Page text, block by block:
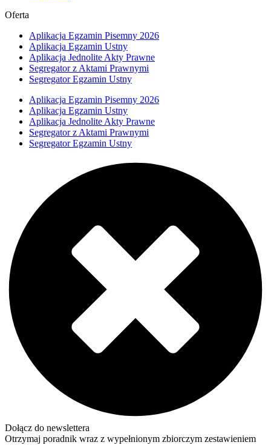
Oferta
Aplikacja Egzamin Pisemny 2026
Aplikacja Egzamin Ustny
Aplikacja Jednolite Akty Prawne
Segregator z Aktami Prawnymi
Segregator Egzamin Ustny
Aplikacja Egzamin Pisemny 2026
Aplikacja Egzamin Ustny
Aplikacja Jednolite Akty Prawne
Segregator z Aktami Prawnymi
Segregator Egzamin Ustny
Dołącz do newslettera
Otrzymaj poradnik wraz z wypełnionym zbiorczym zestawieniem